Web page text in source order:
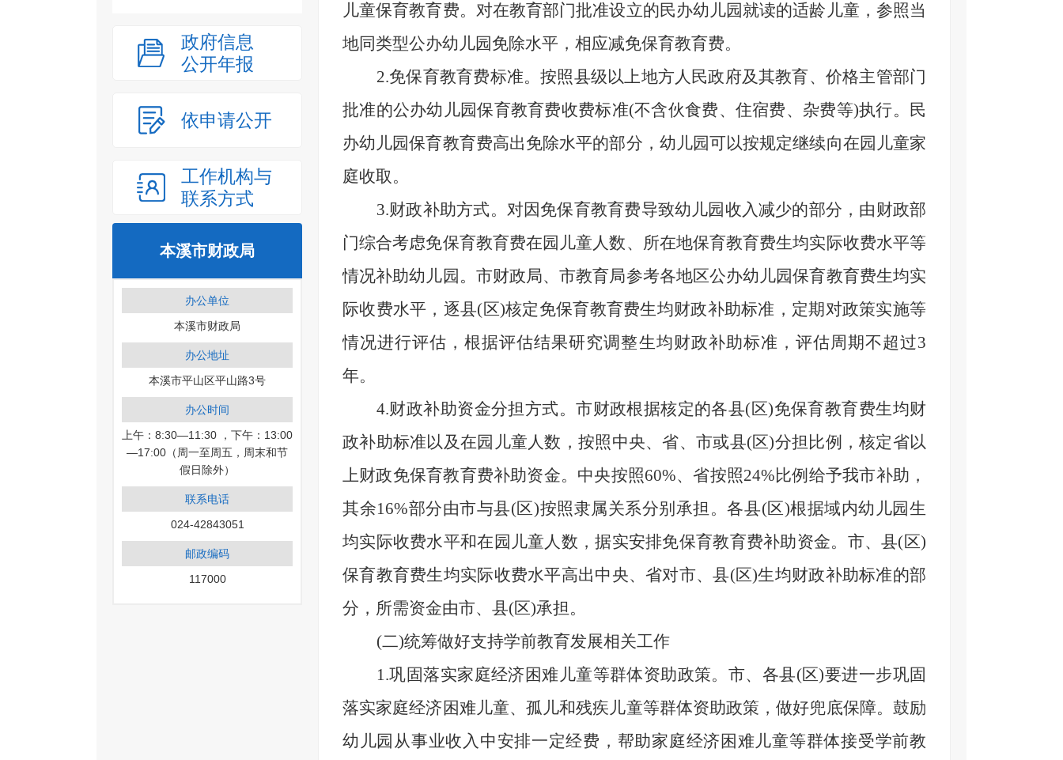
政府信息
公开年报
依申请公开
工作机构与
联系方式
本溪市财政局
办公单位
本溪市财政局
办公地址
本溪市平山区平山路3号
办公时间
上午：8:30—11:30 ，下午：13:00
—17:00（周一至周五，周末和节
假日除外）
联系电话
024-42843051
邮政编码
117000
儿童保育教育费。对在教育部门批准设立的民办幼儿园就读的适龄儿童，参照当
地同类型公办幼儿园免除水平，相应减免保育教育费。
2.免保育教育费标准。按照县级以上地方人民政府及其教育、价格主管部门
批准的公办幼儿园保育教育费收费标准(不含伙食费、住宿费、杂费等)执行。民
办幼儿园保育教育费高出免除水平的部分，幼儿园可以按规定继续向在园儿童家
庭收取。
3.财政补助方式。对因免保育教育费导致幼儿园收入减少的部分，由财政部
门综合考虑免保育教育费在园儿童人数、所在地保育教育费生均实际收费水平等
情况补助幼儿园。市财政局、市教育局参考各地区公办幼儿园保育教育费生均实
际收费水平，逐县(区)核定免保育教育费生均财政补助标准，定期对政策实施等
情况进行评估，根据评估结果研究调整生均财政补助标准，评估周期不超过3
年。
4.财政补助资金分担方式。市财政根据核定的各县(区)免保育教育费生均财
政补助标准以及在园儿童人数，按照中央、省、市或县(区)分担比例，核定省以
上财政免保育教育费补助资金。中央按照60%、省按照24%比例给予我市补助，
其余16%部分由市与县(区)按照隶属关系分别承担。各县(区)根据域内幼儿园生
均实际收费水平和在园儿童人数，据实安排免保育教育费补助资金。市、县(区)
保育教育费生均实际收费水平高出中央、省对市、县(区)生均财政补助标准的部
分，所需资金由市、县(区)承担。
(二)统筹做好支持学前教育发展相关工作
1.巩固落实家庭经济困难儿童等群体资助政策。市、各县(区)要进一步巩固
落实家庭经济困难儿童、孤儿和残疾儿童等群体资助政策，做好兜底保障。鼓励
幼儿园从事业收入中安排一定经费，帮助家庭经济困难儿童等群体接受学前教